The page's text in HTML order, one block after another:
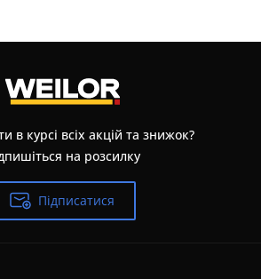
в курсі всіх акцій та знижок?
на розсилку
Підписатися